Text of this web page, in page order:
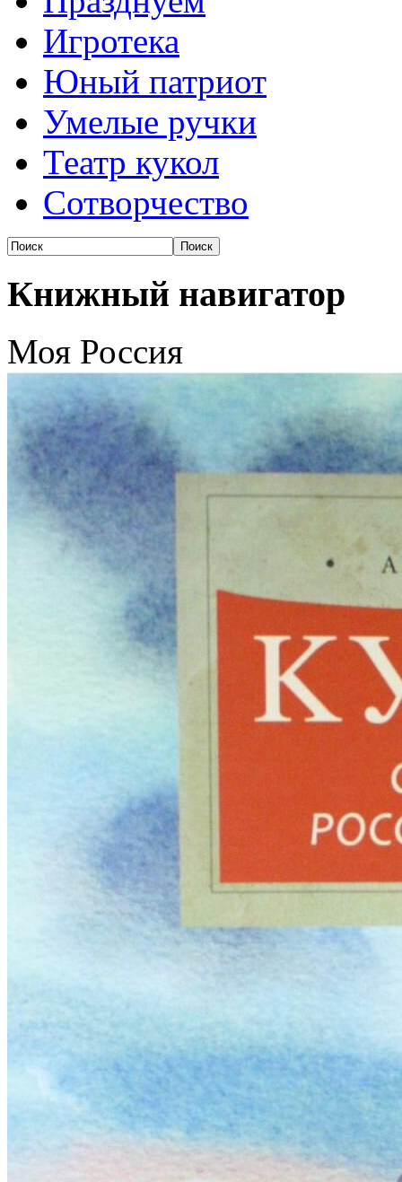
Игротека
Юный патриот
Умелые ручки
Театр кукол
Сотворчество
Книжный навигатор
Моя Россия